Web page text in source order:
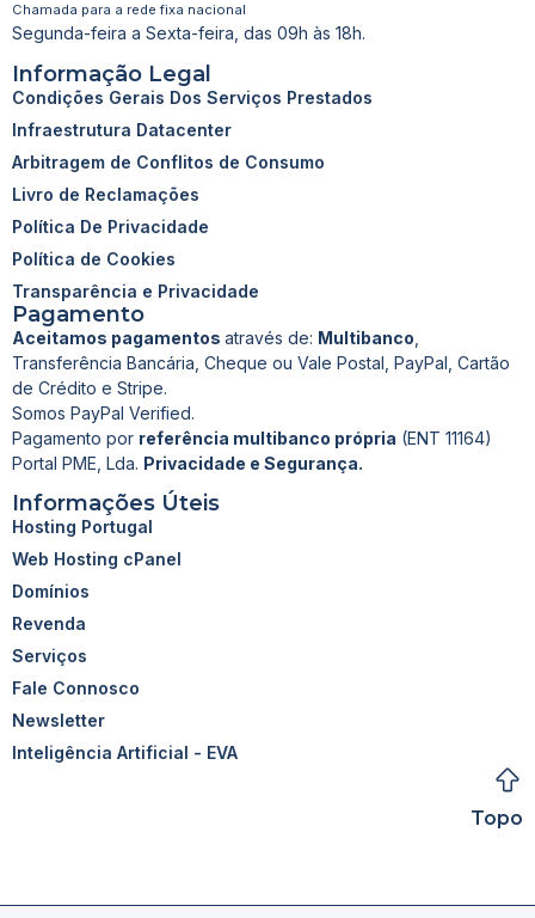
Chamada para a rede fixa nacional
Segunda-feira a Sexta-feira, das 09h às 18h.
Informação Legal
Condições Gerais Dos Serviços Prestados
Infraestrutura Datacenter
Arbitragem de Conflitos de Consumo
Livro de Reclamações
Política De Privacidade
Política de Cookies
Transparência e Privacidade
Pagamento
Aceitamos pagamentos através de: Multibanco
Transferência Bancária, Cheque ou Vale Postal, PayPal, Cartão
de Crédito e Stripe.
Somos PayPal Verified.
Pagamento por referência multibanco própria (ENT 11164)
Portal PME, Lda. Privacidade e Segurança.
Informações Úteis
Hosting Portugal
Web Hosting cPanel
Domínios
Revenda
Serviços
Fale Connosco
Newsletter
Inteligência Artificial - EVA
Topo